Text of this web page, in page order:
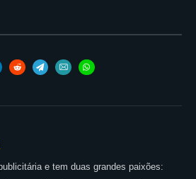
e tem duas grandes paixões: